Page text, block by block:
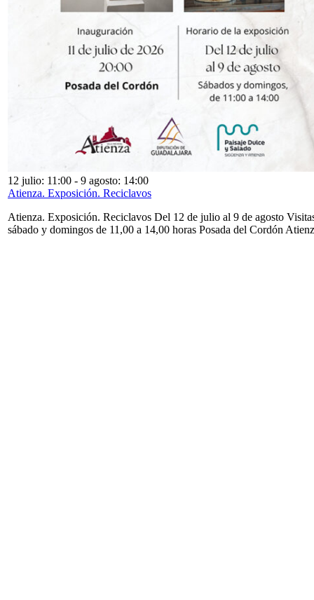
12 julio: 11:00 - 9 agosto: 14:00
Atienza. Exposición. Reciclavos
Atienza. Exposición. Reciclavos Del 12 de julio al 9 de agosto
sábado y domingos de 11,00 a 14,00 horas Posada del Cordón